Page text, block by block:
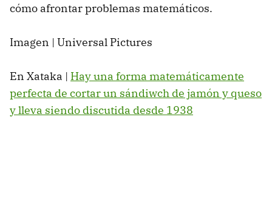
cómo afrontar problemas matemáticos.
Imagen | Universal Pictures
En Xataka | Hay una forma matemáticamente
perfecta de cortar un sándiwch de jamón y queso
y lleva siendo discutida desde 1938